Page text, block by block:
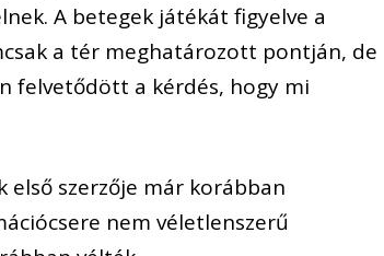
A betegek játékát figyelve a
a tér meghatározott pontján, de
felvetődött a kérdés, hogy mi
első szerzője már korábban
nem véletlenszerű